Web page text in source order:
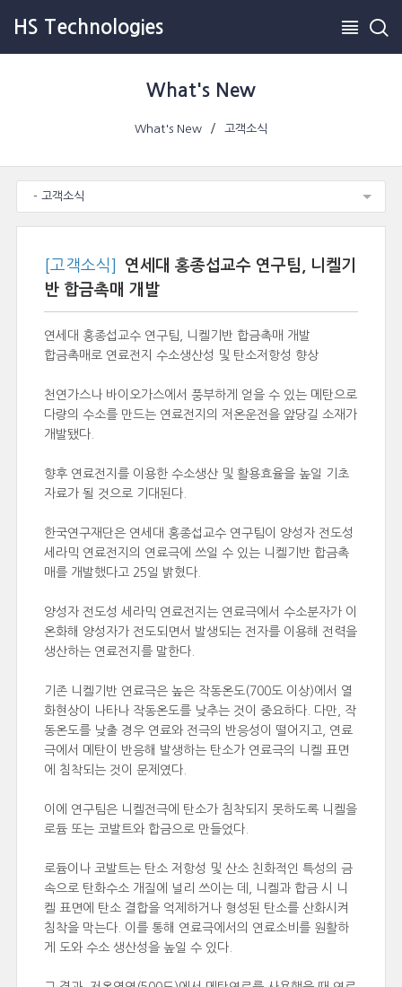
HS Technologies
What's New
What's New 고객소식
- 고객소식
[고객소식]
연세대 홍종섭교수 연구팀, 니켈기
반 합금촉매 개발
연세대 홍종섭교수 연구팀, 니켈기반 합금촉매 개발
합금촉매로 연료전지 수소생산성 및 탄소저항성 향상
천연가스나 바이오가스에서 풍부하게 얻을 수 있는 메탄으로
다량의 수소를 만드는 연료전지의 저온운전을 앞당길 소재가
개발됐다.
향후 연료전지를 이용한 수소생산 및 활용효율을 높일 기초
자료가 될 것으로 기대된다.
한국연구재단은 연세대 홍종섭교수 연구팀이 양성자 전도성
세라믹 연료전지의 연료극에 쓰일 수 있는 니켈기반 합금촉
매를 개발했다고 25일 밝혔다.
양성자 전도성 세라믹 연료전지는 연료극에서 수소분자가 이
온화해 양성자가 전도되면서 발생되는 전자를 이용해 전력을
생산하는 연료전지를 말한다.
기존 니켈기반 연료극은 높은 작동온도(700도 이상)에서 열
화현상이 나타나 작동온도를 낮추는 것이 중요하다. 다만, 작
동온도를 낮출 경우 연료와 전극의 반응성이 떨어지고, 연료
극에서 메탄이 반응해 발생하는 탄소가 연료극의 니켈 표면
에 침착되는 것이 문제였다.
이에 연구팀은 니켈전극에 탄소가 침착되지 못하도록 니켈을
로듐 또는 코발트와 합금으로 만들었다.
로듐이나 코발트는 탄소 저항성 및 산소 친화적인 특성의 금
속으로 탄화수소 개질에 널리 쓰이는 데, 니켈과 합금 시 니
켈 표면에 탄소 결합을 억제하거나 형성된 탄소를 산화시켜
침착을 막는다. 이를 통해 연료극에서의 연료소비를 원활하
게 도와 수소 생산성을 높일 수 있다.